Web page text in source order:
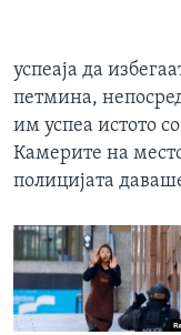
успеаја да
петмина,
им успеа истото
Камерите на
полицијата